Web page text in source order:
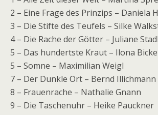
2 – Eine Frage des Prinzips – Daniela
3 – Die Stifte des Teufels – Silke
4 – Die Rache der Götter – Juliane
5 – Das hundertste Kraut – Ilona
5 – Somne – Maximilian Weigl
7 – Der Dunkle Ort – Bernd Illichmann
8 – Frauenrache – Nathalie Gnann
9 – Die Taschenuhr – Heike Pauckner